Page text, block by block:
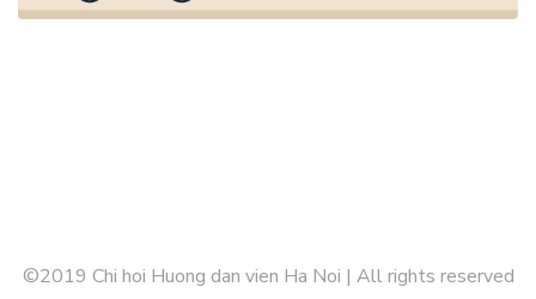
©2019 Chi hoi Huong dan vien Ha Noi | All rights reserved